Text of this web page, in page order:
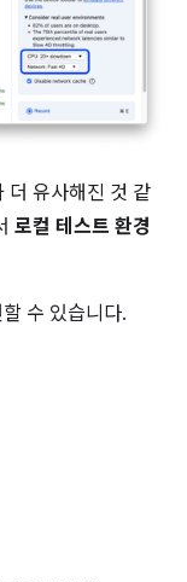
더 유사해진 것 같
로컬 테스트 환경
수 있습니다.